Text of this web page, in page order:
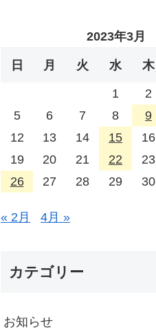
2023年3月
日 月 火 水 木
1 2
5
6 7 8 9
12
13 14 15 16
19
20 21 22 23
26
27 28 29 30
« 2月 4月 »
カテゴリー
お知らせ